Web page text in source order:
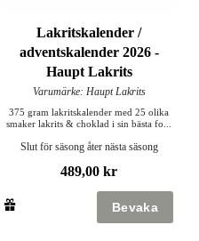
Lakritskalender /
adventskalender 2026 -
Haupt Lakrits
Varumärke: Haupt Lakrits
375 gram lakritskalender med 25 olika
smaker lakrits & choklad i sin bästa fo...
Slut för säsong åter nästa säsong
489,00 kr